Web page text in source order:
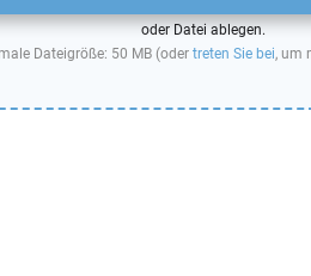
oder Datei ablegen.
Dateigröße: 50 MB (oder treten Sie bei, um